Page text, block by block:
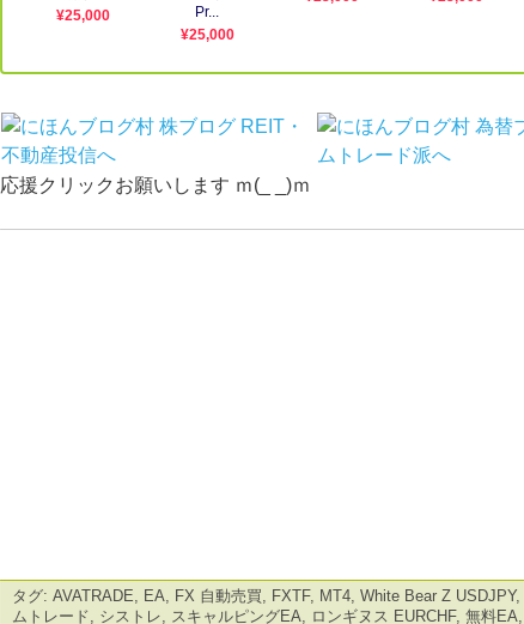
応援クリックお願いします ｍ(_ _)ｍ
タグ: AVATRADE, EA, FX 自動売買, FXTF, MT4, White Bear Z USDJPY,
ムトレード, シストレ, スキャルピングEA, ロンギヌス EURCHF, 無料EA,